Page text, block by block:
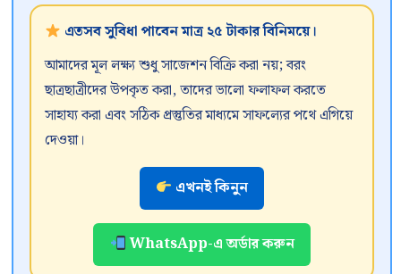
এতসব সুবিধা পাবেন মাত্র ২৫ টাকার বিনিময়ে।
আমাদের মূল লক্ষ্য শুধু সাজেশন বিক্রি করা নয়; বরং
ছাত্রছাত্রীদের উপকৃত করা, তাদের ভালো ফলাফল করতে
সাহায্য করা এবং সঠিক প্রস্তুতির মাধ্যমে সাফল্যের পথে এগিয়ে
দেওয়া।
এখনই কিনুন
WhatsApp-এ অর্ডার করুন